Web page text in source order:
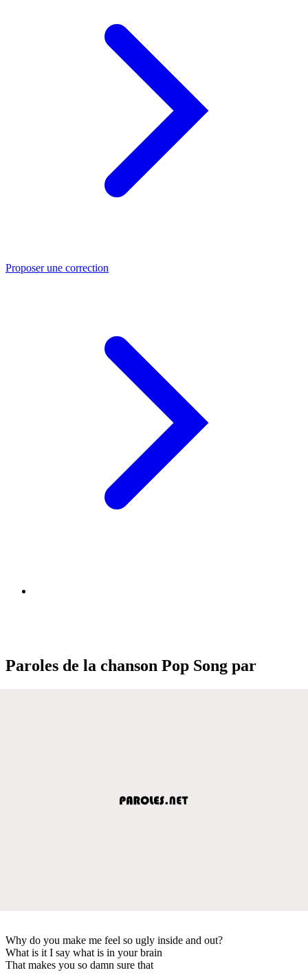
Proposer une correction
Paroles de la chanson Pop Song par
Why do you make me feel so ugly inside and out?
What is it I say what is in your brain
That makes you so damn sure that